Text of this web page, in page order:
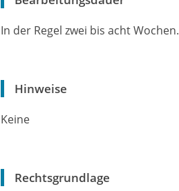
In der Regel zwei bis acht Wochen.
Hinweise
Keine
Rechtsgrundlage